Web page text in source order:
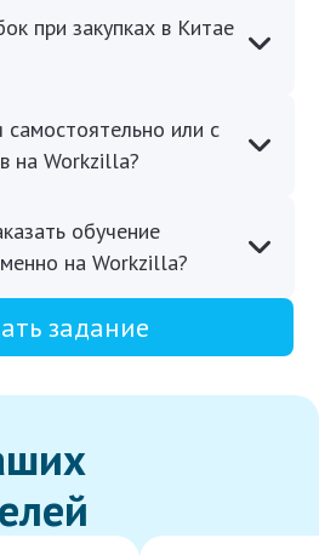
при закупках в Китае
или с
на Workzilla?
обучение
на Workzilla?
задание